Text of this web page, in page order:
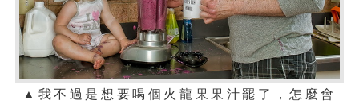
▲我不過是想要喝個火龍果果汁罷了，怎麼會